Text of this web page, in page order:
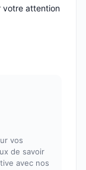
votre attention
vos
de savoir
avec nos